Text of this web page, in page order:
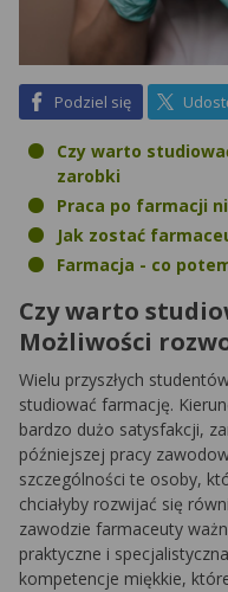
Podziel sięna Facebook
Czy warto
zarobki
Praca po farmacji
Jak zostać
Farmacja - co
Czy warto
Możliwości
Wielu przyszłych
studiować farmację.
bardzo dużo satysfakcji,
późniejszej pracy
szczególności te osoby,
chciałyby rozwijać się
zawodzie farmaceuty
praktyczne i
kompetencje miękkie,
Więcej informacji na
zewnętrznych w
Serwisu.